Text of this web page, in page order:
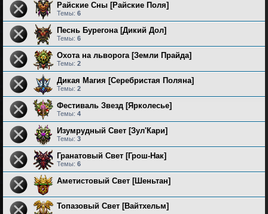
Райские Сны [Райские Поля]
Темы: 6
Песнь Бурегона [Дикий Дол]
Темы: 6
Охота на льворога [Земли Прайда]
Темы: 2
Дикая Магия [Серебристая Поляна]
Темы: 2
Фестиваль Звезд [Ярколесье]
Темы: 4
Изумрудный Свет [Зул'Кари]
Темы: 3
Гранатовый Свет [Грош-Нак]
Темы: 6
Аметистовый Свет [Шеньтан]
Топазовый Свет [Вайтхельм]